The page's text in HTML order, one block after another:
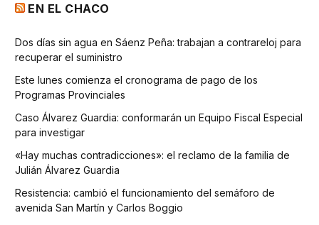
EN EL CHACO
Dos días sin agua en Sáenz Peña: trabajan a contrareloj para
recuperar el suministro
Este lunes comienza el cronograma de pago de los
Programas Provinciales
Caso Álvarez Guardia: conformarán un Equipo Fiscal Especial
para investigar
«Hay muchas contradicciones»: el reclamo de la familia de
Julián Álvarez Guardia
Resistencia: cambió el funcionamiento del semáforo de
avenida San Martín y Carlos Boggio